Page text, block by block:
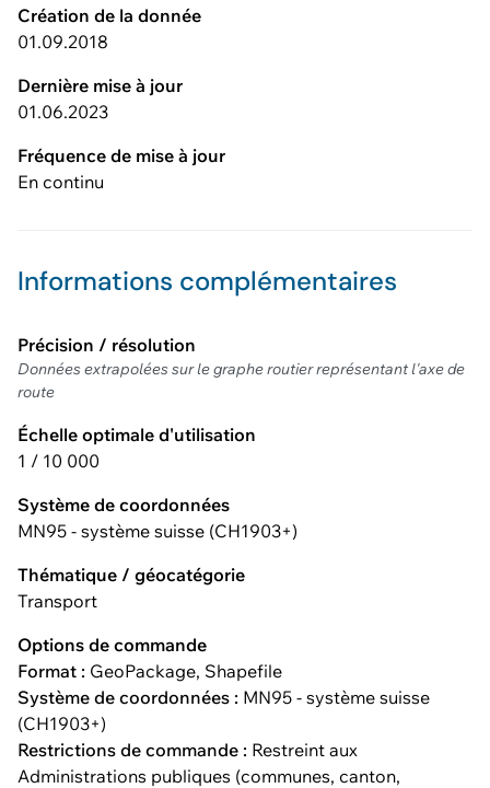
Création de la donnée
01.09.2018
Dernière mise à jour
01.06.2023
Fréquence de mise à jour
En continu
Informations complémentaires
Précision / résolution
Données extrapolées sur le graphe routier représentant l'axe de
route
Échelle optimale d'utilisation
1 / 10 000
Système de coordonnées
MN95 - système suisse (CH1903+)
Thématique / géocatégorie
Transport
Options de commande
Format : GeoPackage, Shapefile
Système de coordonnées : MN95 - système suisse
(CH1903+)
Restrictions de commande : Restreint aux
Administrations publiques (communes, canton,